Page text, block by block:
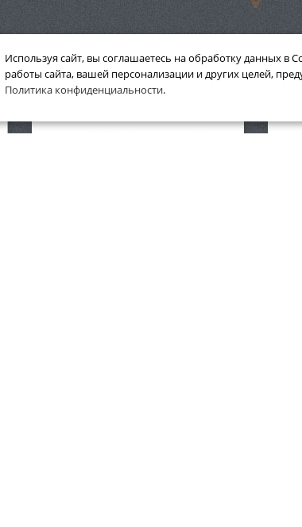
Защитные очки Stihl Contrast
прозрачные
Используя сайт, вы соглашаетесь на обработку данных в
работы сайта, вашей персонализации и других целей,
Политика конфиденциальности.